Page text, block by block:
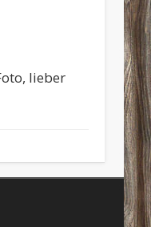
lieber